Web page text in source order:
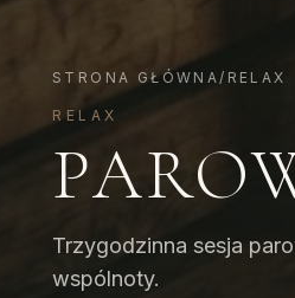
STRONA GŁÓWNA/ RELAX
RELAX
Trzygodzinna sesja
wspólnoty.